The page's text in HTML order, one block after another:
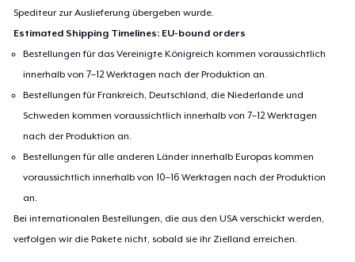
Spediteur zur Auslieferung übergeben wurde.
Estimated Shipping Timelines: EU-bound orders
Bestellungen für das Vereinigte Königreich kommen voraussichtlich
innerhalb von 7–12 Werktagen nach der Produktion an.
Bestellungen für Frankreich, Deutschland, die Niederlande und
Schweden kommen voraussichtlich innerhalb von 7–12 Werktagen
nach der Produktion an.
Bestellungen für alle anderen Länder innerhalb Europas kommen
voraussichtlich innerhalb von 10–16 Werktagen nach der Produktion
an.
Bei internationalen Bestellungen, die aus den USA verschickt werden,
verfolgen wir die Pakete nicht, sobald sie ihr Zielland erreichen.